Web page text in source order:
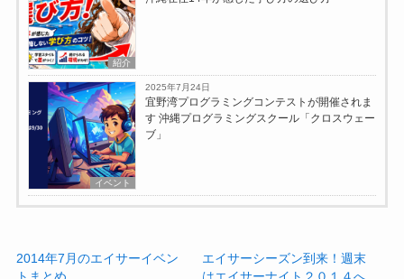
紹介
イベント
2025年7月24日
宜野湾プログラミングコンテストが開催されま
す 沖縄プログラミングスクール「クロスウェー
ブ」
2014年7月のエイサーイベン
トまとめ
エイサーシーズン到来！週末
はエイサーナイト２０１４へ